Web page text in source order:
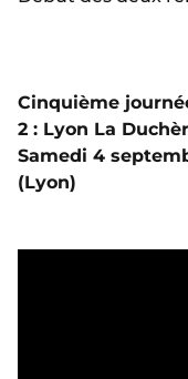
Cinquième
2 : Lyon La
Samedi 4
(Lyon)